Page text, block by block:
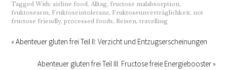
Tagged With: airline food,Alltag,fructose malabsorption,
fruktosearm, Fruktoseintoleranz, Fruktoseunverträglichkeit, not
fructose friendly,processed foods, Reisen,travelling
« Abenteuer gluten frei Teil II: Verzicht und Entzugserscheinungen
Abenteuer gluten frei Teil III: Fructose freie Energiebooster »